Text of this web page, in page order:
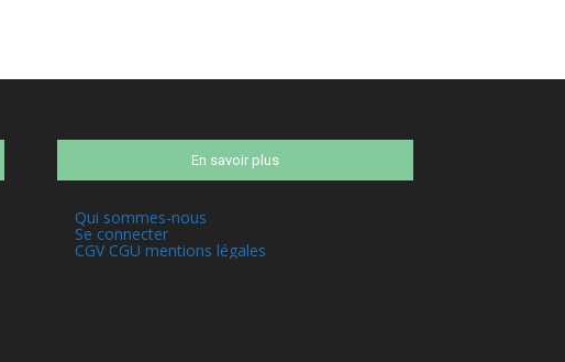
En savoir plus
Qui sommes-nous
Se connecter
CGV CGU mentions légales